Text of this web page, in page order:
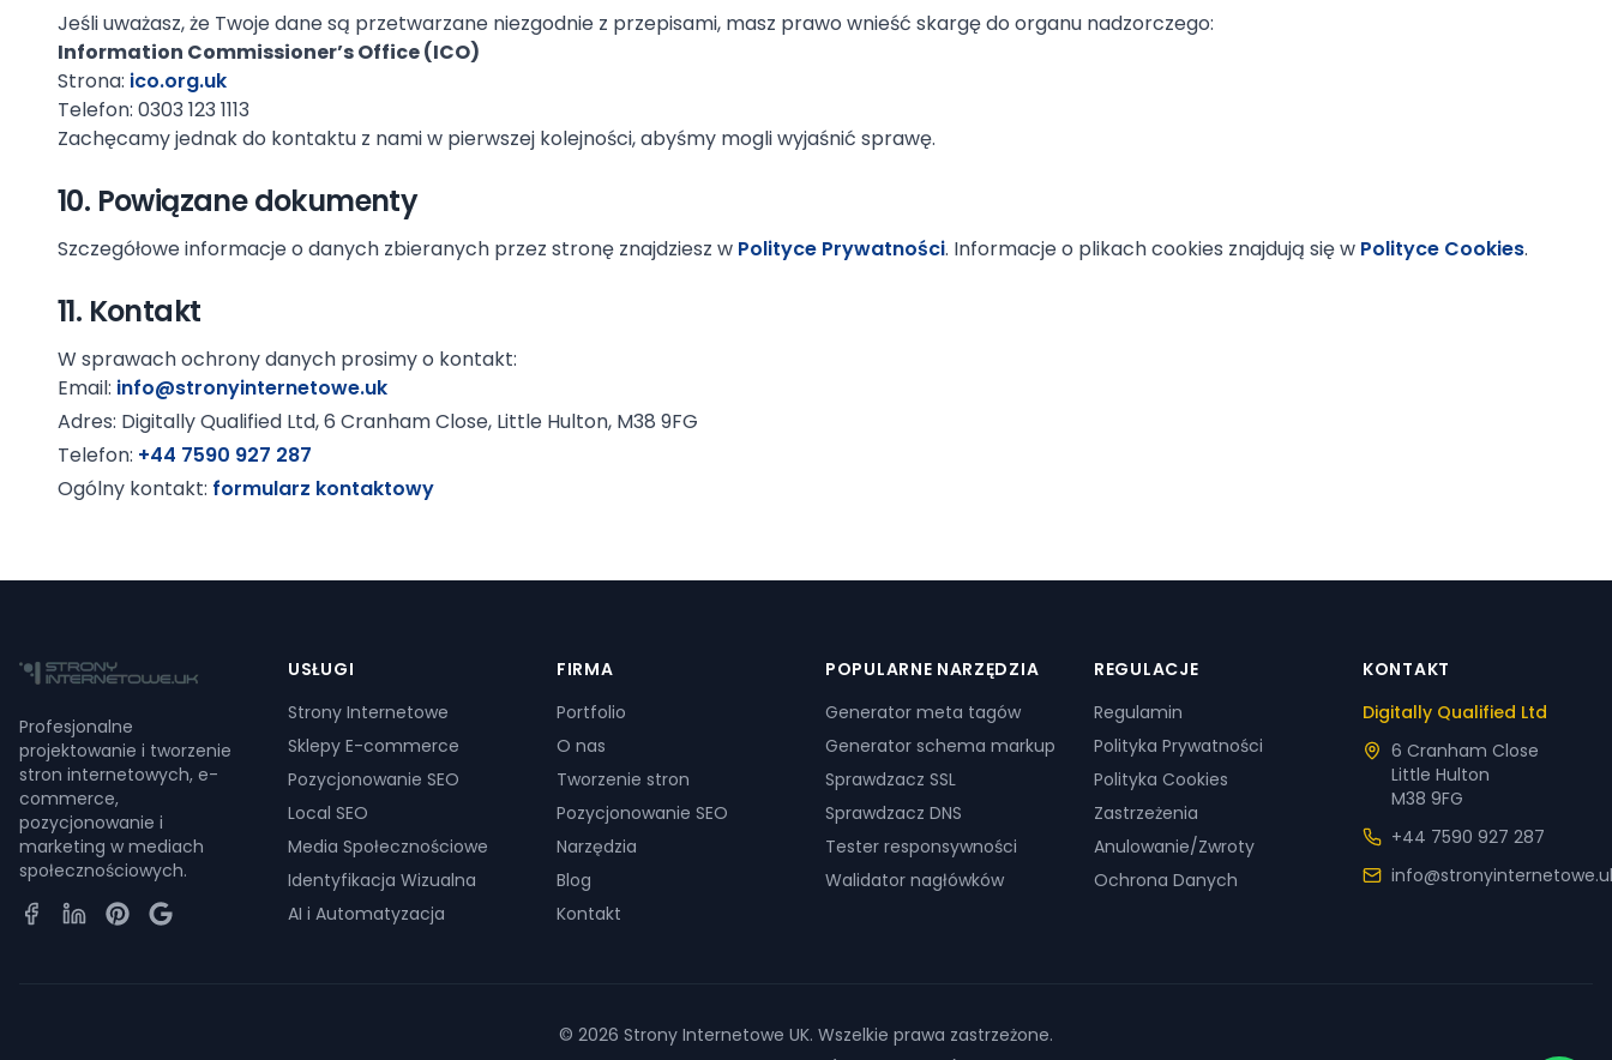
Jeśli uważasz, że Twoje dane są przetwarzane niezgodnie z przepisami, masz prawo wnieść skargę do organu nadzorczego:
Information Commissioner’s Office (ICO)
Strona: ico.org.uk
Telefon: 0303 123 1113
Zachęcamy jednak do kontaktu z nami w pierwszej kolejności, abyśmy mogli wyjaśnić sprawę.
10. Powiązane dokumenty
Szczegółowe informacje o danych zbieranych przez stronę znajdziesz w Polityce Prywatności. Informacje o plikach cookies znajdują się w Polityce Cookies.
11. Kontakt
W sprawach ochrony danych prosimy o kontakt:
Email: info@stronyinternetowe.uk
Adres: Digitally Qualified Ltd, 6 Cranham Close, Little Hulton, M38 9FG
Telefon: +44 7590 927 287
Ogólny kontakt: formularz kontaktowy
Profesjonalne
projektowanie i tworzenie
stron internetowych, e-
commerce,
pozycjonowanie i
marketing w mediach
społecznościowych.
USŁUGI
Strony Internetowe
Sklepy E-commerce
Pozycjonowanie SEO
Local SEO
Media Społecznościowe
Identyfikacja Wizualna
AI i Automatyzacja
FIRMA
Portfolio
O nas
Tworzenie stron
Pozycjonowanie SEO
Narzędzia
Blog
Kontakt
POPULARNE NARZĘDZIA
Generator meta tagów
Generator schema markup
Sprawdzacz SSL
Sprawdzacz DNS
Tester responsywności
Walidator nagłówków
REGULACJE
Regulamin
Polityka Prywatności
Polityka Cookies
Zastrzeżenia
Anulowanie/Zwroty
Ochrona Danych
KONTAKT
Digitally Qualified Ltd
6 Cranham Close
Little Hulton
M38 9FG
+44 7590 927 287
© 2026 Strony Internetowe UK. Wszelkie prawa zastrzeżone.